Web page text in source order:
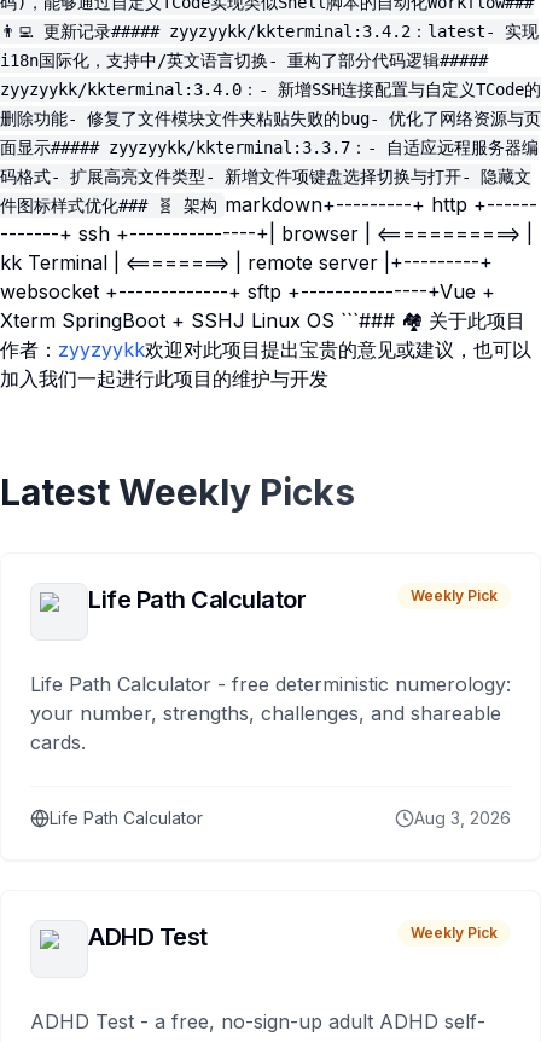
👨‍💻 更新记录##### zyyzyykk/kkterminal:3.4.2：latest- 实现
i18n国际化，支持中/英文语言切换- 重构了部分代码逻辑#####
zyyzyykk/kkterminal:3.4.0：- 新增SSH连接配置与自定义TCode的
删除功能- 修复了文件模块文件夹粘贴失败的bug- 优化了网络资源与页
面显示##### zyyzyykk/kkterminal:3.3.7：- 自适应远程服务器编
码格式- 扩展高亮文件类型- 新增文件项键盘选择切换与打开- 隐藏文
件图标样式优化### 🧬 架构 markdown+---------+ http +------
-------+ ssh +---------------+| browser | <===========> |
kk Terminal | <========> | remote server |+---------+
websocket +-------------+ sftp +---------------+Vue +
Xterm SpringBoot + SSHJ Linux OS ```### 🏘️ 关于此项目
作者： zyyzyykk欢迎对此项目提出宝贵的意见或建议，也可以
加入我们一起进行此项目的维护与开发
Latest Weekly Picks
Life Path Calculator Weekly Pick
Life Path Calculator - free deterministic numerology:
your number, strengths, challenges, and shareable
cards.
Life Path Calculator Aug 3, 2026
ADHD Test Weekly Pick
ADHD Test - a free, no-sign-up adult ADHD self-